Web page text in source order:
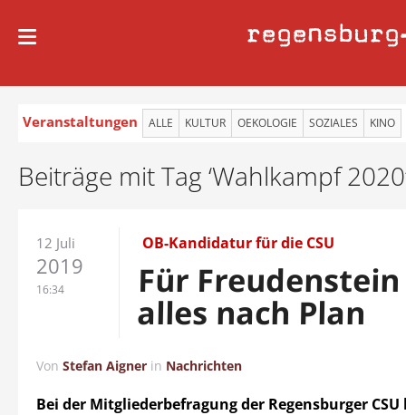
regensburg
Veranstaltungen ALLE KULTUR OEKOLOGIE SOZIALES KINO
Beiträge mit Tag ‘Wahlkampf
12 Juli
2019
16:34
OB-Kandidatur für die CSU
Für
alles nach Plan
Von Stefan Aigner in Nachrichten
Bei der Mitgliederbefragung der Regensburger